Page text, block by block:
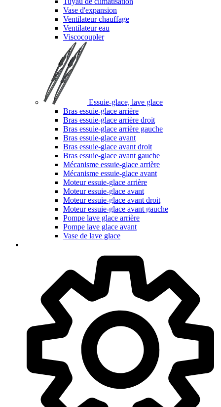
Vase d'expansion
Ventilateur chauffage
Ventilateur eau
Viscocoupler
Essuie-glace, lave glace
Bras essuie-glace arrière
Bras essuie-glace arrière droit
Bras essuie-glace arrière gauche
Bras essuie-glace avant
Bras essuie-glace avant droit
Bras essuie-glace avant gauche
Mécanisme essuie-glace arrière
Mécanisme essuie-glace avant
Moteur essuie-glace arrière
Moteur essuie-glace avant
Moteur essuie-glace avant droit
Moteur essuie-glace avant gauche
Pompe lave glace arrière
Pompe lave glace avant
Vase de lave glace